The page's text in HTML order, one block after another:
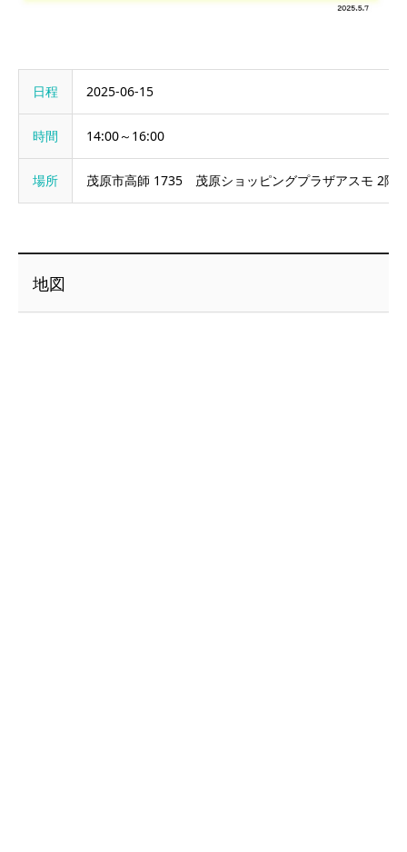
日程 2025-06-15
時間 14:00～16:00
場所 茂原市高師 1735 茂原ショッピングプラザアスモ 2階
地図